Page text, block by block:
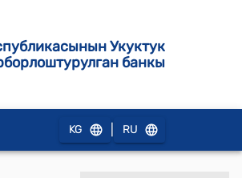
Укуктук
банкы
KG RU